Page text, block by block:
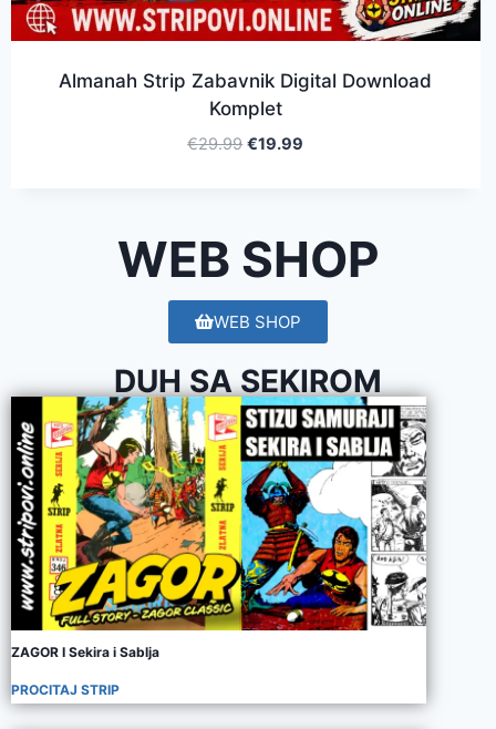
WEB SHOP
Almanah Strip Zabavnik Digital Download
Komplet
€29.99 €19.99
WEB SHOP
DUH SA SEKIROM
ZAGOR I Sekira i Sablja
PROCITAJ STRIP